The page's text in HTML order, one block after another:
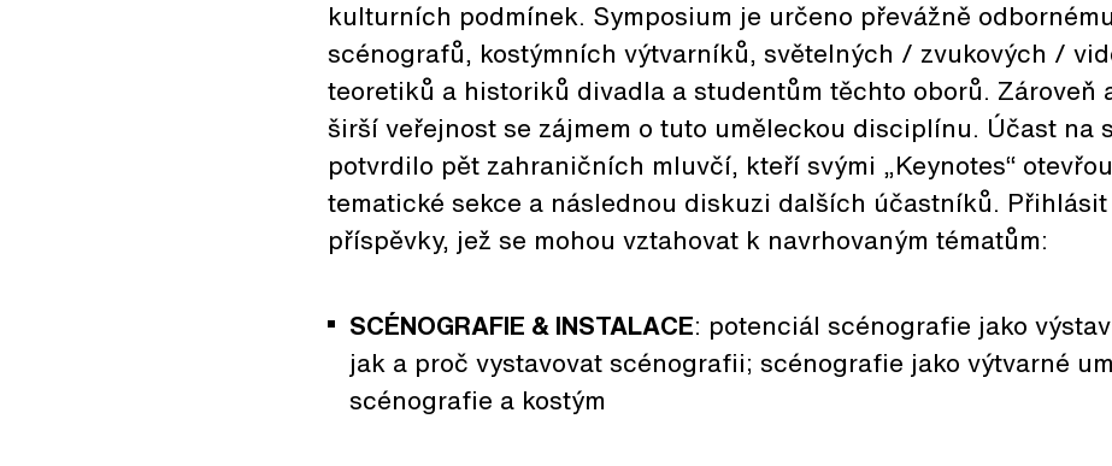
kulturních podmínek. Symposium je určeno převážně
scénografů, kostýmních výtvarníků, světelných / zvukových /
teoretiků a historiků divadla a studentům těchto oborů. Zároveň
širší veřejnost se zájmem o tuto uměleckou disciplínu. Účast na
potvrdilo pět zahraničních mluvčí, kteří svými „Keynotes“
tematické sekce a následnou diskuzi dalších účastníků. Přihlásit
příspěvky, jež se mohou vztahovat k navrhovaným tématům:
SCÉNOGRAFIE & INSTALACE: potenciál scénografie jako
jak a proč vystavovat scénografii; scénografie jako výtvarné
scénografie a kostým